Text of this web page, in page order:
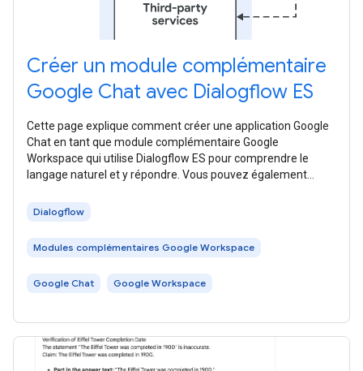
Créer un module complémentaire
Google Chat avec Dialogflow ES
Cette page explique comment créer une application Google
Chat en tant que module complémentaire Google
Workspace qui utilise Dialogflow ES pour comprendre le
langage naturel et y répondre. Vous pouvez également
Dialogflow
Modules complémentaires Google Workspace
Google Chat Google Workspace